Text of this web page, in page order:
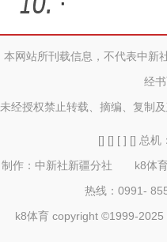
本网站所刊载信息，不代表中新
经书
未经授权禁止转载、摘编、复制
[] [] [ ] [] 总机
制作：中新社新疆分社 k8体
热线：0991-
k8体育 copyright ©1999-